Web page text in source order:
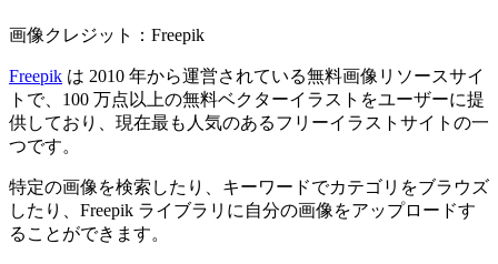
画像クレジット：Freepik
Freepik は 2010 年から運営されている無料画像リソースサイ
トで、100 万点以上の無料ベクターイラストをユーザーに提
供しており、現在最も人気のあるフリーイラストサイトの一
つです。
特定の画像を検索したり、キーワードでカテゴリをブラウズ
したり、Freepik ライブラリに自分の画像をアップロードす
ることができます。